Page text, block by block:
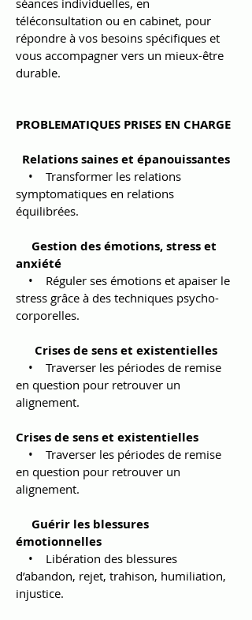
séances individuelles, en
téléconsultation ou en cabinet, pour
répondre à vos besoins spécifiques et
vous accompagner vers un mieux-être
durable.
PROBLEMATIQUES PRISES EN CHARGE
Relations saines et épanouissantes
• Transformer les relations
symptomatiques en relations
équilibrées.
Gestion des émotions, stress et
anxiété
• Réguler ses émotions et apaiser le
stress grâce à des techniques psycho-
corporelles.
Crises de sens et existentielles
• Traverser les périodes de remise
en question pour retrouver un
alignement.
Crises de sens et existentielles
• Traverser les périodes de remise
en question pour retrouver un
alignement.
Guérir les blessures
émotionnelles
• Libération des blessures
d’abandon, rejet, trahison, humiliation,
injustice.